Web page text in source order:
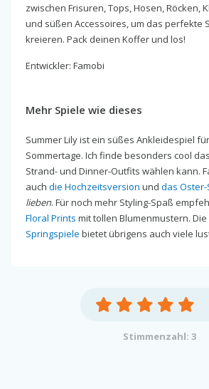
zwischen Frisuren, Tops, Hosen, Röcken,
und süßen Accessoires, um das perfekte
kreieren. Pack deinen Koffer und los!
Entwickler: Famobi
Mehr Spiele wie dieses
Summer Lily ist ein süßes Ankleidespiel
Sommertage. Ich finde besonders cool
Strand- und Dinner-Outfits wählen kann.
auch die Hochzeitsversion und das Oster-
lieben. Für noch mehr Styling-Spaß
Floral Prints mit tollen Blumenmustern. Die
Springspiele bietet übrigens auch viele
Stimmenzahl: 3